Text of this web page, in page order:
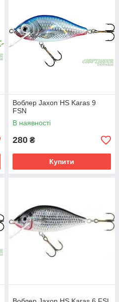
Воблер Jaxon HS Karas 9
FSN
В наявності
280 ₴
Купити